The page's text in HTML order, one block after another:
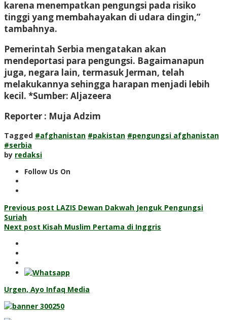
karena menempatkan pengungsi pada risiko
tinggi yang membahayakan di udara dingin,”
tambahnya.
Pemerintah Serbia mengatakan akan
mendeportasi para pengungsi. Bagaimanapun
juga, negara lain, termasuk Jerman, telah
melakukannya sehingga harapan menjadi lebih
kecil. *Sumber: Aljazeera
Reporter : Muja Adzim
Tagged #afghanistan #pakistan #pengungsi afghanistan
#serbia
by redaksi
Follow Us On
Post
navigation
Previous post LAZIS Dewan Dakwah Jenguk Pengungsi
Suriah
Next post Kisah Muslim Pertama di Inggris
Urgen, Ayo Infaq Media